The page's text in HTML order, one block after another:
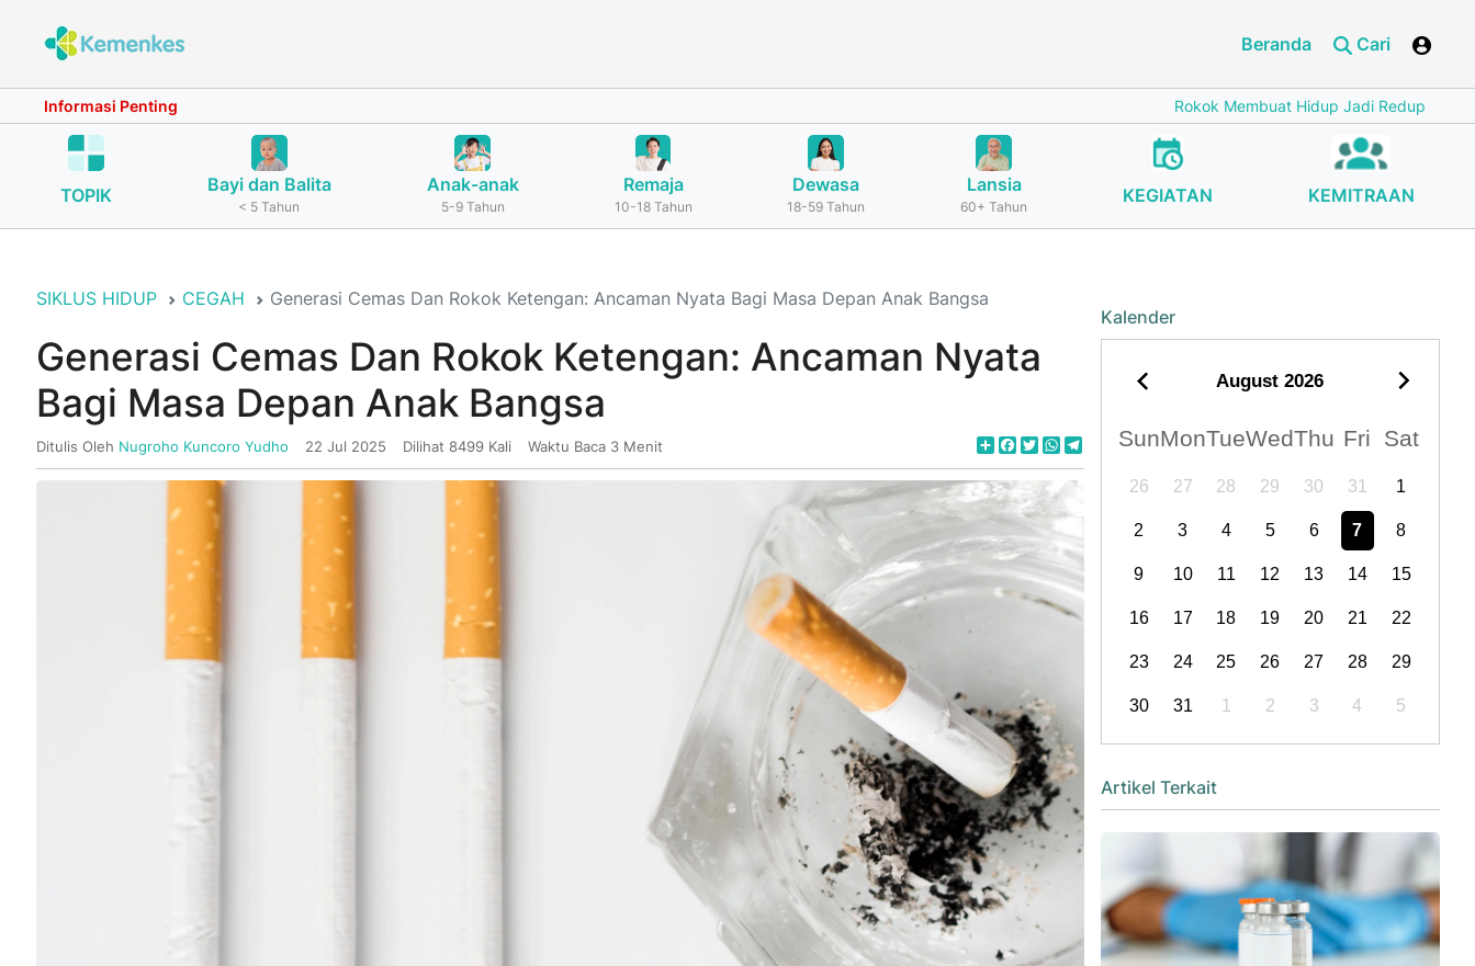
Beranda Cari
Informasi Penting Rokok Membuat Hidup Jadi Redup Cegah
TOPIK Bayi dan Balita
< 5 Tahun
Anak-anak
5-9 Tahun
Remaja
10-18 Tahun
Dewasa
18-59 Tahun
Lansia
60+ Tahun
KEGIATAN KEMITRAAN
SIKLUS HIDUP CEGAH Generasi Cemas Dan Rokok Ketengan: Ancaman Nyata Bagi Masa Depan Anak Bangsa
Generasi Cemas Dan Rokok Ketengan: Ancaman Nyata
Bagi Masa Depan Anak Bangsa
Ditulis Oleh Nugroho Kuncoro Yudho 22 Jul 2025 Dilihat 8499 Kali Waktu Baca 3 Menit ShareFacebook
TwitterWhatsApp
Telegram
Kalender
August 2026
SunMonTueWedThu Fri Sat
26 27 28 29 30 31 1
2 3 4 5 6 7 8
9 10 11 12 13 14 15
16 17 18 19 20 21 22
23 24 25 26 27 28 29
30 31 1 2 3 4 5
Artikel Terkait